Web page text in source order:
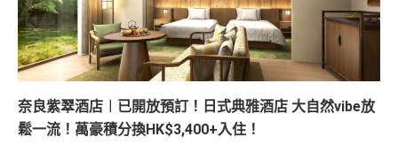
奈良紫翠酒店︱已開放預訂！日式典雅酒店 大自然vibe放
鬆一流！萬豪積分換HK$3,400+入住！